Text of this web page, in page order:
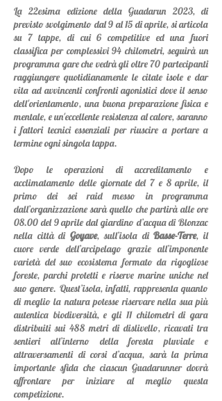
La 22esima edizione della Guadarun 2023, di
previsto svolgimento dal 9 al 15 di aprile, si articola
su 7 tappe, di cui 6 competitive ed una fuori
classifica per complessivi 94 chilometri, seguirà un
programma gare che vedrà gli oltre 70 partecipanti
raggiungere quotidianamente le citate isole e dar
vita ad avvincenti confronti agonistici dove il senso
dell'orientamento, una buona preparazione fisica e
mentale, e un'eccellente resistenza al calore, saranno
i fattori tecnici essenziali per riuscire a portare a
termine ogni singola tappa.
Dopo le operazioni di accreditamento e
acclimatamento delle giornate del 7 e 8 aprile, il
primo dei sei raid messo in programma
dall’organizzazione sarà quello che partirà alle ore
08.00 del 9 aprile dal giardino d’acqua di Blonzac
nella città diGoyave, sull’isola diBasse-Terre, il
cuore verde dell’arcipelago grazie all’imponente
varietà del suo ecosistema formato da rigogliose
foreste, parchi protetti e riserve marine uniche nel
suo genere. Quest’isola, infatti, rappresenta quanto
di meglio la natura potesse riservare nella sua più
autentica biodiversità, e gli 11 chilometri di gara
distribuiti sui 488 metri di dislivello, ricavati tra
sentieri all’interno della foresta pluviale e
attraversamenti di corsi d’acqua, sarà la prima
importante sfida che ciascun Guadarunner dovrà
affrontare per iniziare al meglio questa
competizione.